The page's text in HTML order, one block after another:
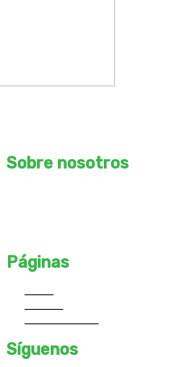
Sobre nosotros
Páginas
Síguenos